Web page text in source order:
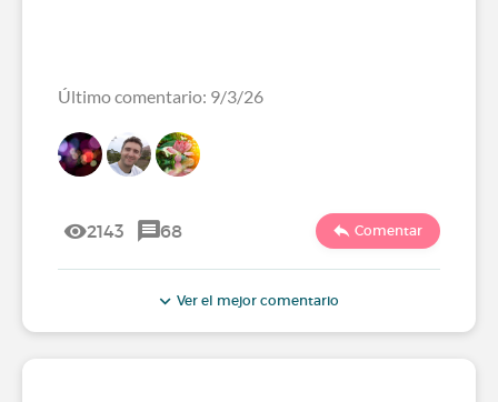
Último comentario: 9/3/26
2143 68 Comentar
Ver el mejor comentario